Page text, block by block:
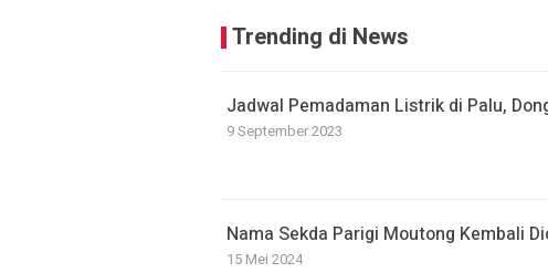
Trending di News
Jadwal Pemadaman Listrik di Palu,
9 September 2023
Nama Sekda Parigi Moutong Kembali
15 Mei 2024